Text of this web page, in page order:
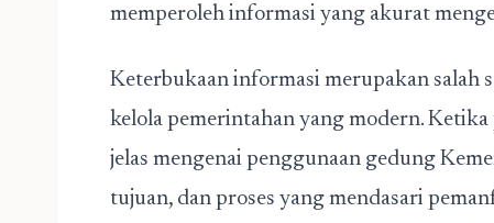
memperoleh informasi yang akurat
Keterbukaan informasi merupakan salah
kelola pemerintahan yang modern.
jelas mengenai penggunaan gedung
tujuan, dan proses yang mendasari